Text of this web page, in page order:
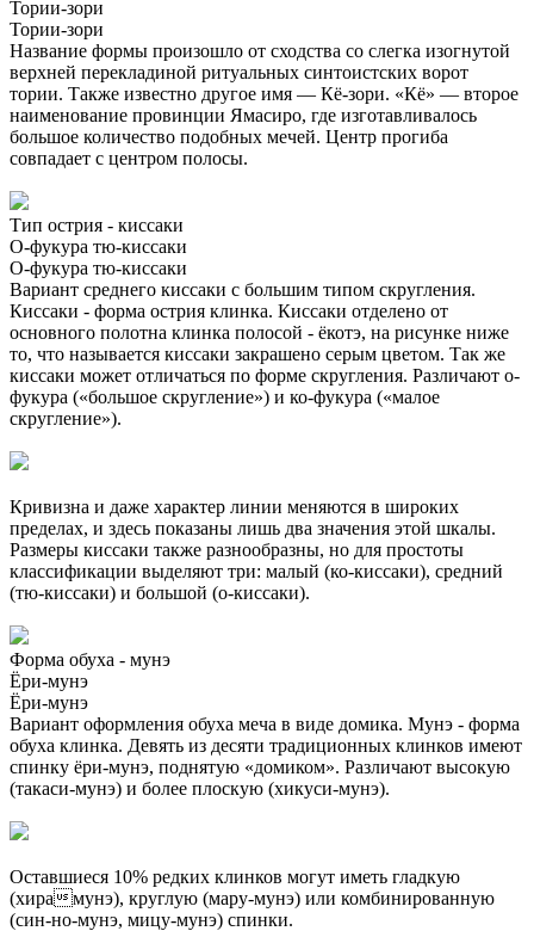
Тории-зори
Тории-зори
Название формы произошло от сходства со слегка изогнутой
верхней перекладиной ритуальных синтоистских ворот
тории. Также известно другое имя — Кё-зори. «Кё» — второе
наименование провинции Ямасиро, где изготавливалось
большое количество подобных мечей. Центр прогиба
совпадает с центром полосы.
Тип острия - киссаки
О-фукура тю-киссаки
О-фукура тю-киссаки
Вариант среднего киссаки с большим типом скругления.
Киссаки - форма острия клинка. Киссаки отделено от
основного полотна клинка полосой - ёкотэ, на рисунке ниже
то, что называется киссаки закрашено серым цветом. Так же
киссаки может отличаться по форме скругления. Различают о-
фукура («большое скругление») и ко-фукура («малое
скругление»).
Кривизна и даже характер линии меняются в широких
пределах, и здесь показаны лишь два значения этой шкалы.
Размеры киссаки также разнообразны, но для простоты
классификации выделяют три: малый (ко-киссаки), средний
(тю-киссаки) и большой (о-киссаки).
Форма обуха - мунэ
Ёри-мунэ
Ёри-мунэ
Вариант оформления обуха меча в виде домика. Мунэ - форма
обуха клинка. Девять из десяти традиционных клинков имеют
спинку ёри-мунэ, поднятую «домиком». Различают высокую
(такаси-мунэ) и более плоскую (хикуси-мунэ).
Оставшиеся 10% редких клинков могут иметь гладкую
(хирамунэ), круглую (мару-мунэ) или комбинированную
(син-но-мунэ, мицу-мунэ) спинки.